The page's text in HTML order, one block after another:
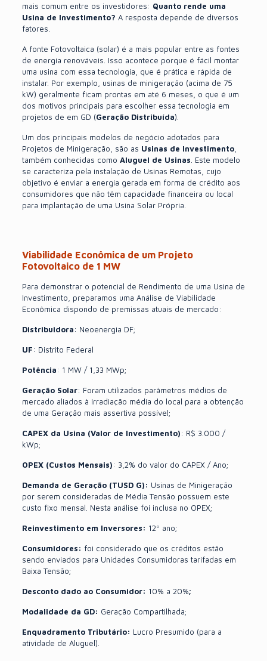
mais comum entre os investidores: Quanto rende uma
Usina de Investimento? A resposta depende de diversos
fatores.
A fonte Fotovoltaica (solar) é a mais popular entre as fontes
de energia renováveis. Isso acontece porque é fácil montar
uma usina com essa tecnologia, que é prática e rápida de
instalar. Por exemplo, usinas de minigeração (acima de 75
kW) geralmente ficam prontas em até 6 meses, o que é um
dos motivos principais para escolher essa tecnologia em
projetos de em GD (Geração Distribuída).
Um dos principais modelos de negócio adotados para
Projetos de Minigeração, são as Usinas de Investimento,
também conhecidas como Aluguel de Usinas . Este modelo
se caracteriza pela instalação de Usinas Remotas, cujo
objetivo é enviar a energia gerada em forma de crédito aos
consumidores que não têm capacidade financeira ou local
para implantação de uma Usina Solar Própria.
Viabilidade Econômica de um Projeto
Fotovoltaico de 1 MW
Para demonstrar o potencial de Rendimento de uma Usina de
Investimento, preparamos uma Análise de Viabilidade
Econômica dispondo de premissas atuais de mercado:
Distribuidora: Neoenergia DF;
UF: Distrito Federal
Potência: 1 MW / 1,33 MWp;
Geração Solar: Foram utilizados parâmetros médios de
mercado aliados à Irradiação média do local para a obtenção
de uma Geração mais assertiva possível;
CAPEX da Usina (Valor de Investimento): R$ 3.000 /
kWp;
OPEX (Custos Mensais): 3,2% do valor do CAPEX / Ano;
Demanda de Geração (TUSD G): Usinas de Minigeração
por serem consideradas de Média Tensão possuem este
custo fixo mensal. Nesta análise foi inclusa no OPEX;
Reinvestimento em Inversores: 12º ano;
Consumidores: foi considerado que os créditos estão
sendo enviados para Unidades Consumidoras tarifadas em
Baixa Tensão;
Desconto dado ao Consumidor: 10% a 20%;
Modalidade da GD: Geração Compartilhada;
Enquadramento Tributário: Lucro Presumido (para a
atividade de Aluguel).